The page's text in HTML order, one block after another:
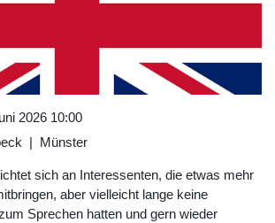
2026 10:00
| Münster
sich an Interessenten, die etwas mehr
aber vielleicht lange keine
Sprechen hatten und gern wieder